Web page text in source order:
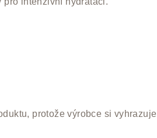
protože výrobce si vyhrazuje